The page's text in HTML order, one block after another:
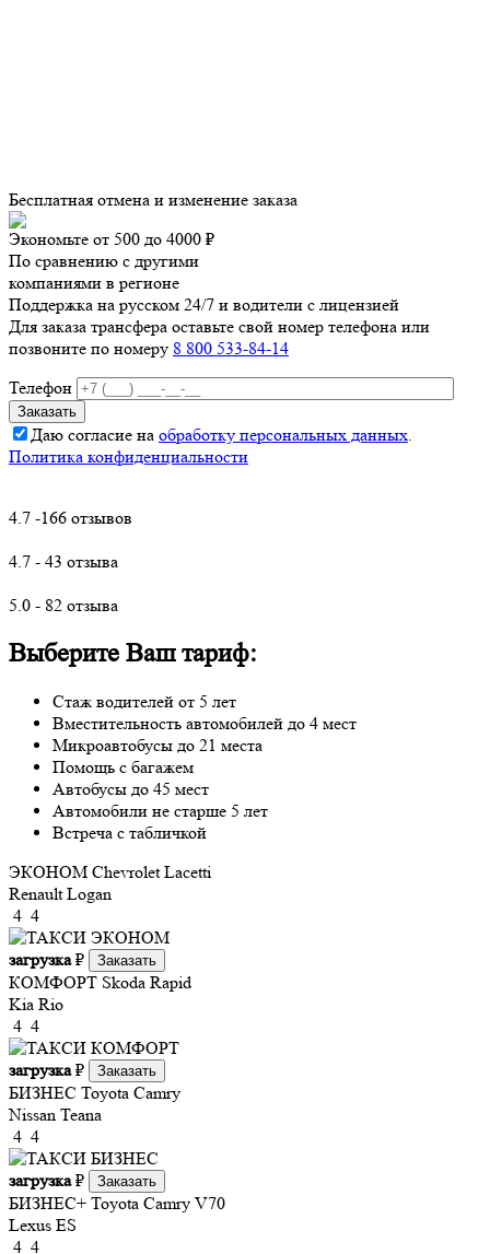
Бесплатная отмена и изменение заказа
Экономьте от 500 до 4000 ₽
По сравнению с другими
компаниями в регионе
Поддержка на русском 24/7 и водители с лицензией
Для заказа трансфера оставьте свой номер телефона или
позвоните по номеру 8 800 533-84-14
Телефон
Даю согласие на обработку персональных данных.
Политика конфиденциальности
4.7 -166 отзывов
4.7 - 43 отзыва
5.0 - 82 отзыва
Выберите Ваш тариф:
Стаж водителей от 5 лет
Вместительность автомобилей до 4 мест
Микроавтобусы до 21 места
Помощь с багажем
Автобусы до 45 мест
Автомобили не старше 5 лет
Встреча с табличкой
ЭКОНОМ Chevrolet Lacetti
Renault Logan
4 4
загрузка₽ Заказать
КОМФОРТ Skoda Rapid
Kia Rio
4 4
загрузка₽ Заказать
БИЗНЕС Toyota Camry
Nissan Teana
4 4
загрузка₽ Заказать
БИЗНЕС+ Toyota Camry V70
Lexus ES
4 4